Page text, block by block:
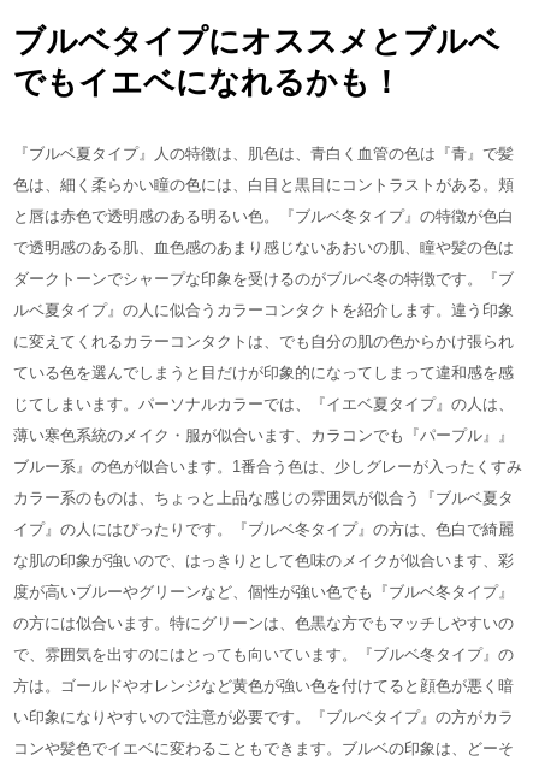
ブルベタイプにオススメとブルベ
でもイエベになれるかも！
『ブルベ夏タイプ』人の特徴は、肌色は、青白く血管の色は『青』で髪
色は、細く柔らかい瞳の色には、白目と黒目にコントラストがある。頬
と唇は赤色で透明感のある明るい色。『ブルベ冬タイプ』の特徴が色白
で透明感のある肌、血色感のあまり感じないあおいの肌、瞳や髪の色は
ダークトーンでシャープな印象を受けるのがブルベ冬の特徴です。『ブ
ルベ夏タイプ』の人に似合うカラーコンタクトを紹介します。違う印象
に変えてくれるカラーコンタクトは、でも自分の肌の色からかけ張られ
ている色を選んでしまうと目だけが印象的になってしまって違和感を感
じてしまいます。パーソナルカラーでは、『イエベ夏タイプ』の人は、
薄い寒色系統のメイク・服が似合います、カラコンでも『パープル』』
ブルー系』の色が似合います。1番合う色は、少しグレーが入ったくすみ
カラー系のものは、ちょっと上品な感じの雰囲気が似合う『ブルベ夏タ
イプ』の人にはぴったりです。『ブルベ冬タイプ』の方は、色白で綺麗
な肌の印象が強いので、はっきりとして色味のメイクが似合います、彩
度が高いブルーやグリーンなど、個性が強い色でも『ブルベ冬タイプ』
の方には似合います。特にグリーンは、色黒な方でもマッチしやすいの
で、雰囲気を出すのにはとっても向いています。『ブルベ冬タイプ』の
方は。ゴールドやオレンジなど黄色が強い色を付けてると顔色が悪く暗
い印象になりやすいので注意が必要です。『ブルベタイプ』の方がカラ
コンや髪色でイエベに変わることもできます。ブルベの印象は、どーそ